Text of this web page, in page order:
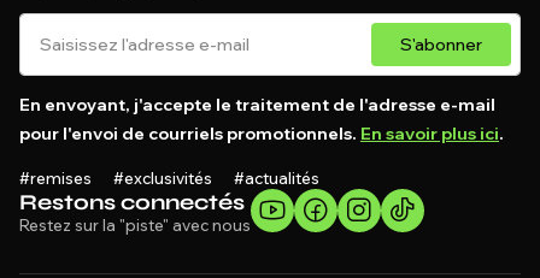
Restons connectés
Restez sur la "piste" avec nous
S'abonner
En envoyant, j'accepte le traitement de l'adresse e-mail
pour l'envoi de courriels promotionnels. En savoir plus ici.
#remises #exclusivités #actualités